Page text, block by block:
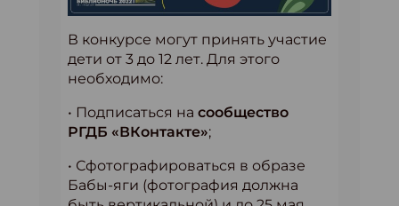
В конкурсе могут принять участие
дети от 3 до 12 лет. Для этого
необходимо:
• Подписаться на сообщество
РГДБ «ВКонтакте»;
• Сфотографироваться в образе
Бабы-яги (фотография должна